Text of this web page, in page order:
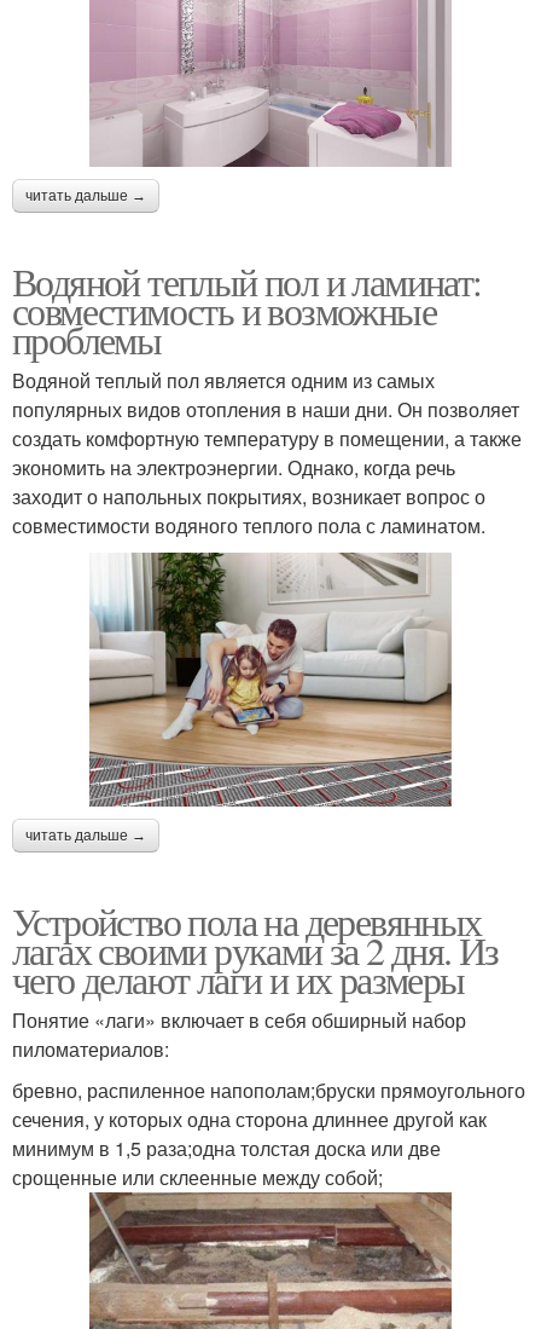
читать дальше →
Водяной теплый пол и ламинат:
совместимость и возможные
проблемы
Водяной теплый пол является одним из самых
популярных видов отопления в наши дни. Он позволяет
создать комфортную температуру в помещении, а также
экономить на электроэнергии. Однако, когда речь
заходит о напольных покрытиях, возникает вопрос о
совместимости водяного теплого пола с ламинатом.
читать дальше →
Устройство пола на деревянных
лагах своими руками за 2 дня. Из
чего делают лаги и их размеры
Понятие «лаги» включает в себя обширный набор
пиломатериалов:
бревно, распиленное напополам;бруски прямоугольного
сечения, у которых одна сторона длиннее другой как
минимум в 1,5 раза;одна толстая доска или две
срощенные или склеенные между собой;